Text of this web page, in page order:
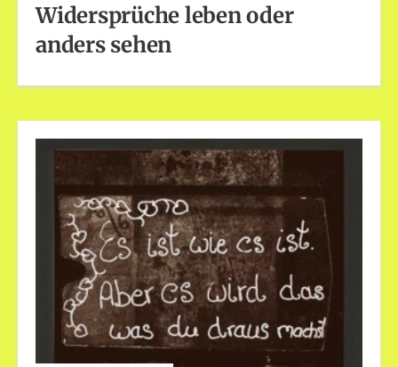
Widersprüche leben oder
anders sehen